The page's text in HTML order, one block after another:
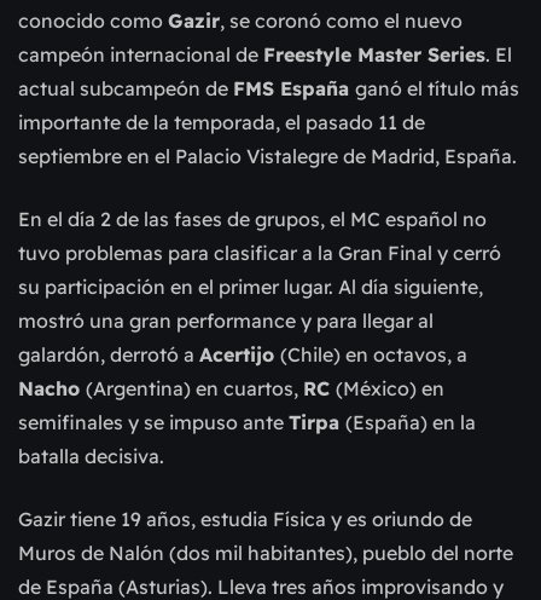
conocido como Gazir, se coronó como el nuevo
campeón internacional de Freestyle Master Series. El
actual subcampeón de FMS España ganó el título más
importante de la temporada, el pasado 11 de
septiembre en el Palacio Vistalegre de Madrid, España.
En el día 2 de las fases de grupos, el MC español no
tuvo problemas para clasificar a la Gran Final y cerró
su participación en el primer lugar. Al día siguiente,
mostró una gran performance y para llegar al
galardón, derrotó a Acertijo (Chile) en octavos, a
Nacho (Argentina) en cuartos, RC (México) en
semifinales y se impuso ante Tirpa (España) en la
batalla decisiva.
Gazir tiene 19 años, estudia Física y es oriundo de
Muros de Nalón (dos mil habitantes), pueblo del norte
de España (Asturias). Lleva tres años improvisando y